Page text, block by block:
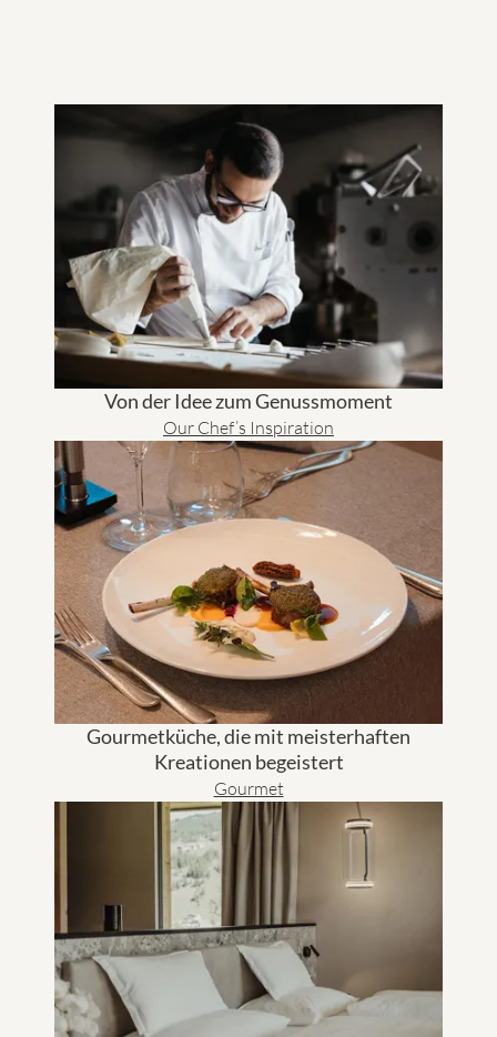
Von der Idee zum Genussmoment
Our Chef’s Inspiration
Gourmetküche, die mit meisterhaften
Kreationen begeistert
Gourmet